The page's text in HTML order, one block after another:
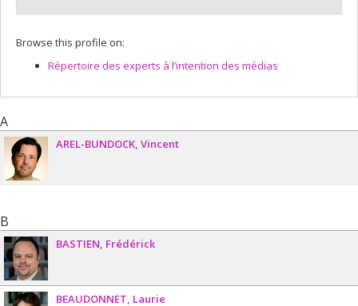
Browse this profile on:
Répertoire des experts à l’intention des médias
A
AREL-BUNDOCK Vincent
B
BASTIEN Frédérick
BEAUDONNET Laurie